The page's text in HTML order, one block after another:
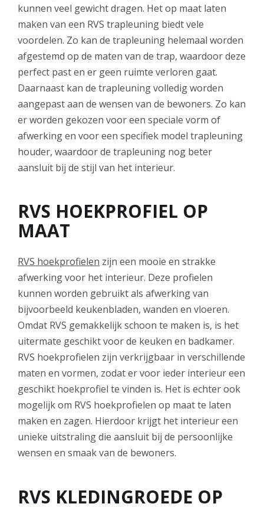
kunnen veel gewicht dragen. Het op maat laten
maken van een RVS trapleuning biedt vele
voordelen. Zo kan de trapleuning helemaal worden
afgestemd op de maten van de trap, waardoor deze
perfect past en er geen ruimte verloren gaat.
Daarnaast kan de trapleuning volledig worden
aangepast aan de wensen van de bewoners. Zo kan
er worden gekozen voor een speciale vorm of
afwerking en voor een specifiek model trapleuning
houder, waardoor de trapleuning nog beter
aansluit bij de stijl van het interieur.
RVS HOEKPROFIEL OP
MAAT
RVS hoekprofielen zijn een mooie en strakke
afwerking voor het interieur. Deze profielen
kunnen worden gebruikt als afwerking van
bijvoorbeeld keukenbladen, wanden en vloeren.
Omdat RVS gemakkelijk schoon te maken is, is het
uitermate geschikt voor de keuken en badkamer.
RVS hoekprofielen zijn verkrijgbaar in verschillende
maten en vormen, zodat er voor ieder interieur een
geschikt hoekprofiel te vinden is. Het is echter ook
mogelijk om RVS hoekprofielen op maat te laten
maken en zagen. Hierdoor krijgt het interieur een
unieke uitstraling die aansluit bij de persoonlijke
wensen en smaak van de bewoners.
RVS KLEDINGROEDE OP